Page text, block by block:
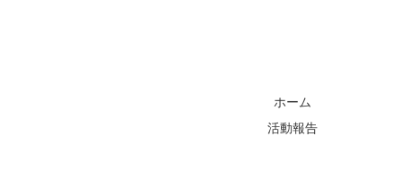
ホーム
活動報告